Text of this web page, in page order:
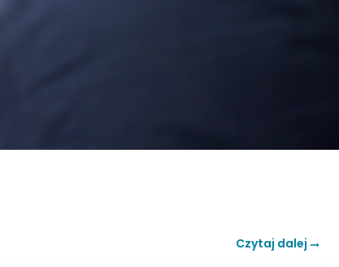
Czytaj dalej